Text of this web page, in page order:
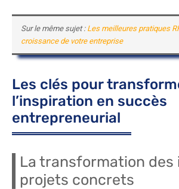
Sur le même sujet :Les meilleures pratiques
croissance de votre entreprise
Les clés pour
l’inspiration en succès
entrepreneurial
La transformation des
projets concrets